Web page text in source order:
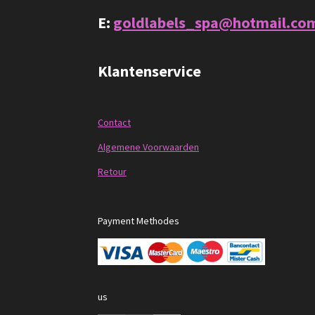
E:
Klantenservice
Contact
Algemene Voorwaarden
Retour
Payment Methodes
us